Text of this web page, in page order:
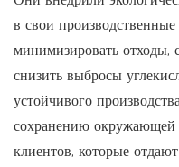
в свои
минимизировать отходы,
снизить выбросы
устойчивого
сохранению
клиентов, которые